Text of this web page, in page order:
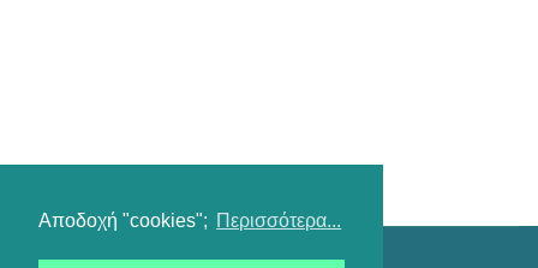
Αποδοχή "cookies"; Περισσότερα...